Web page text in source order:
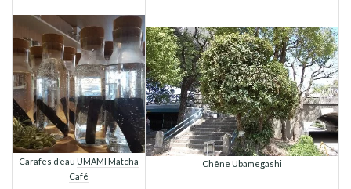
Carafes d’eau UMAMI Matcha
Café
Chêne Ubamegashi